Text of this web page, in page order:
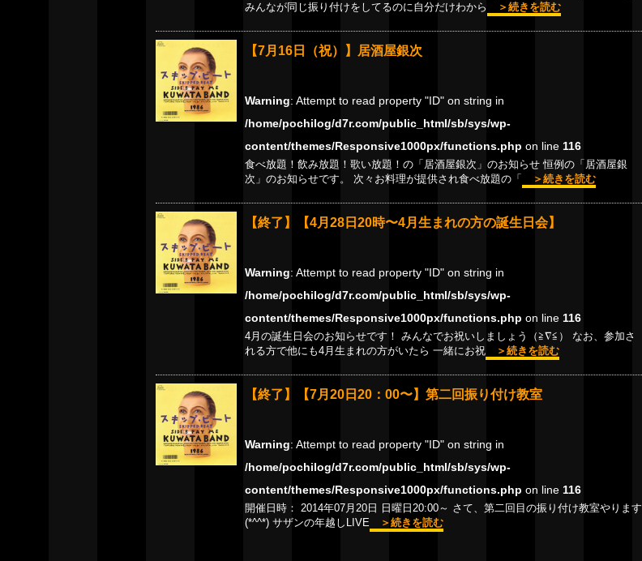
みんなが同じ振り付けをしてるのに自分だけわから
＞続きを読む
【7月16日（祝）】居酒屋銀次
Warning: Attempt to read property "ID" on string in
/home/pochilog/d7r.com/public_html/sb/sys/wp-
content/themes/Responsive1000px/functions.php on line 116
食べ放題！飲み放題！歌い放題！の「居酒屋銀次」のお知らせ 恒例の「居酒屋銀
次」のお知らせです。 次々お料理が提供され食べ放題の「
＞続きを読む
【終了】【4月28日20時〜4月生まれの方の誕生日会】
Warning: Attempt to read property "ID" on string in
/home/pochilog/d7r.com/public_html/sb/sys/wp-
content/themes/Responsive1000px/functions.php on line 116
4月の誕生日会のお知らせです！ みんなでお祝いしましょう（≧∇≦） なお、参加さ
れる方で他にも4月生まれの方がいたら 一緒にお祝 ＞続きを読む
【終了】【7月20日20：00〜】第二回振り付け教室
Warning: Attempt to read property "ID" on string in
/home/pochilog/d7r.com/public_html/sb/sys/wp-
content/themes/Responsive1000px/functions.php on line 116
開催日時： 2014年07月20日 日曜日20:00～ さて、第二回目の振り付け教室やります
(*^^*) サザンの年越しLIVE ＞続きを読む